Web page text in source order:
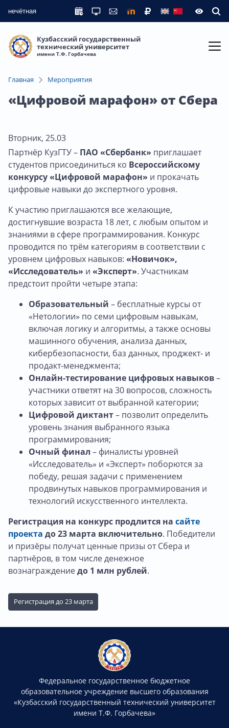
нечётная
Кузбасский государственный
технический университет
имени Т.Ф. Горбачева
Главная Мероприятия
«Цифровой марафон» от Сбера
Вторник, 25.03
Партнёр КузГТУ – ПАО «Сбербанк» приглашает
студентов присоединиться ко Всероссийскому
конкурсу «Цифровой марафон» и прокачать
цифровые навыки до экспертного уровня.
К участию приглашаются все желающие,
достигнувшие возраста 18 лет, с любым опытом и
знаниями в сфере программирования. Конкурс
проводится по трём категориям в соответствии с
уровнем цифровых навыков: «Новичок»,
«Исследователь» и «Эксперт». Участникам
предстоит пройти четыре этапа:
Образовательный – бесплатные курсы от
«Нетологии» по семи цифровым навыкам,
включая логику и алгоритмы, а также основы
машинного обучения, анализа данных,
кибербезопасности, баз данных, проджект- и
продакт-менеджмента;
Онлайн-тестирование цифровых навыков–
участники ответят на 30 вопросов, сложность
которых зависит от выбранной категории;
Цифровой диктант– позволит определить
уровень знания выбранного языка
программирования;
Очный финал – финалисты уровней
«Исследователь» и «Эксперт» поборются за
победу, решая задачи с применением
продвинутых навыков программирования и
технологий искусственного интеллекта.
Регистрация на конкурс продлится на сайте
проекта до 23 марта включительно. Победители
и призёры получат ценные призы от Сбера и
партнёров, в том числе денежное
вознаграждениедо 1 млн рублей.
Регистрация до 23 марта
Федеральное государственное бюджетное
образовательное учреждение высшего образования
«Кузбасский государственный технический университет
имени Т.Ф. Горбачева»